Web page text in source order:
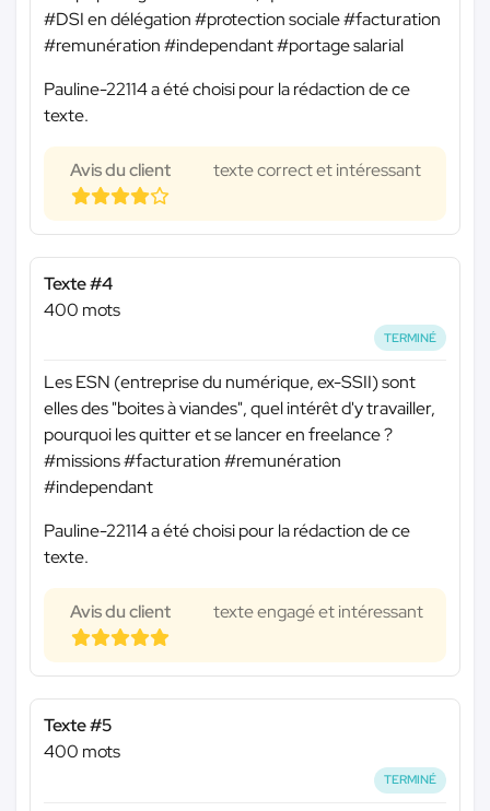
#DSI en délégation #protection sociale #facturation
#remunération #independant #portage salarial
Pauline-22114 a été choisi pour la rédaction de ce
texte.
Avis du client texte correct et intéressant
Texte #4
400 mots
TERMINÉ
Les ESN (entreprise du numérique, ex-SSII) sont
elles des "boites à viandes", quel intérêt d'y travailler,
pourquoi les quitter et se lancer en freelance ?
#missions #facturation #remunération
#independant
Pauline-22114 a été choisi pour la rédaction de ce
texte.
Avis du client texte engagé et intéressant
Texte #5
400 mots
TERMINÉ